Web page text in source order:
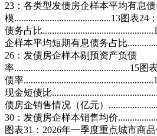
23：各类型发债房企样本平均有息
模.........................................13图表
债务占比
企样本平均短期有息债务占比
26：发债房企样本剔预资产负债
率.................................................15图
债率
现金短债比
债房企销售情况（亿元）
30：发债房企样本销售均价
图表31：2026年一季度重点城市商